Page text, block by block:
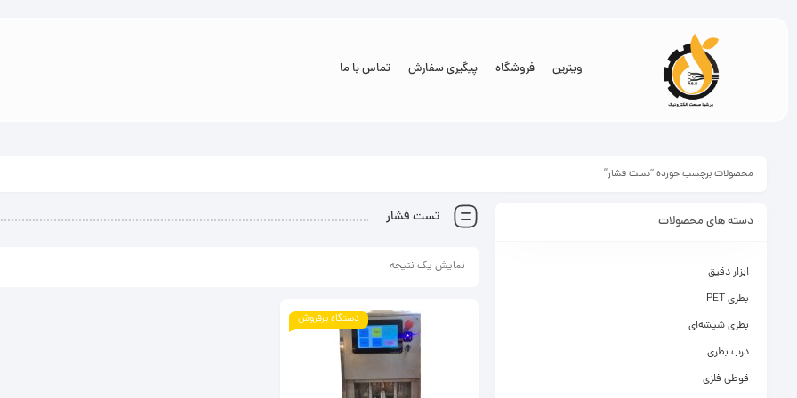
ویترین فروشگاه پیگیری سفارش تماس با ما
محصولات برچسب خورده “تست فشار”
تست فشار
نمایش یک نتیجه
دستگاه پرفروش
دسته های محصولات
ابزار دقیق
بطری PET
بطری شیشه‌ای
درب بطری
قوطی فلزی